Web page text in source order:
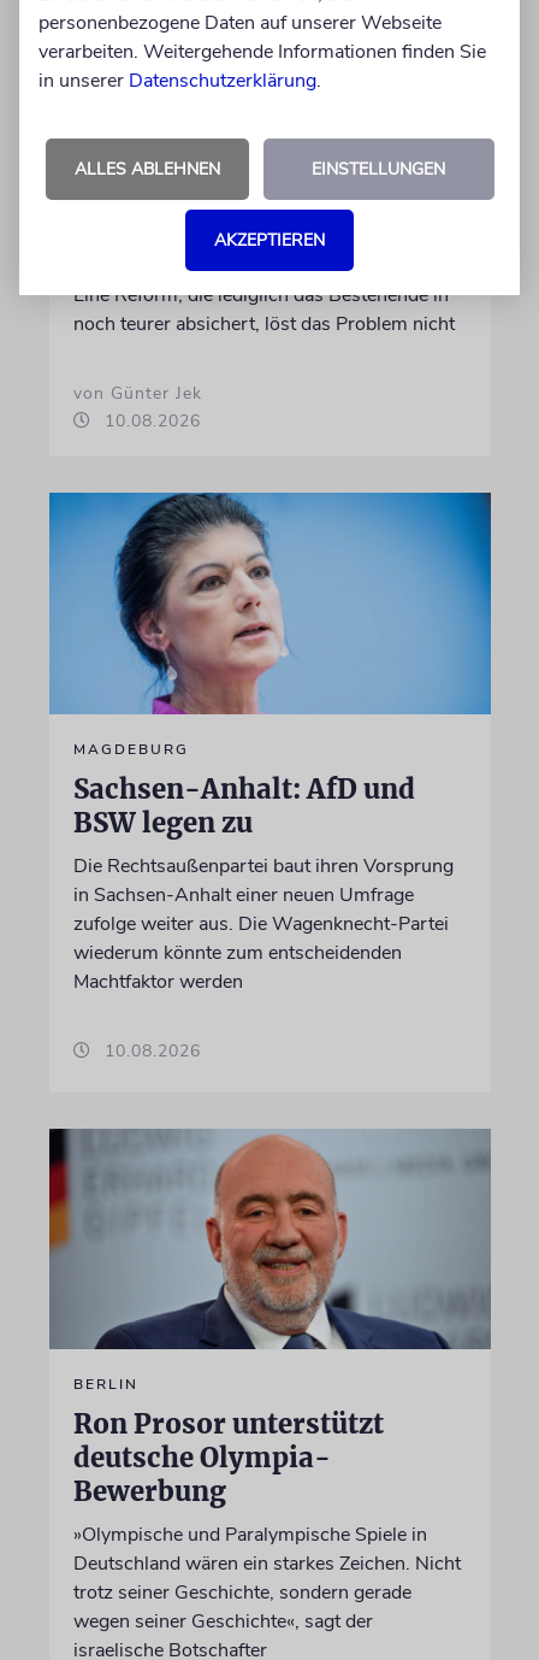
MEINUNG
Renten: Her mit der
aufrichtigen Debatte!
Eine Reform, die lediglich das Bestehende in
noch teurer absichert, löst das Problem nicht
von Günter Jek
10.08.2026
MAGDEBURG
Sachsen-Anhalt: AfD und
BSW legen zu
Die Rechtsaußenpartei baut ihren Vorsprung
in Sachsen-Anhalt einer neuen Umfrage
zufolge weiter aus. Die Wagenknecht-Partei
wiederum könnte zum entscheidenden
Machtfaktor werden
10.08.2026
BERLIN
Ron Prosor unterstützt
deutsche Olympia-
Bewerbung
»Olympische und Paralympische Spiele in
Deutschland wären ein starkes Zeichen. Nicht
trotz seiner Geschichte, sondern gerade
wegen seiner Geschichte«, sagt der
israelische Botschafter
personenbezogene Daten auf unserer Webseite
verarbeiten. Weitergehende Informationen finden Sie
in unserer Datenschutzerklärung.
ALLES ABLEHNEN EINSTELLUNGEN
AKZEPTIEREN